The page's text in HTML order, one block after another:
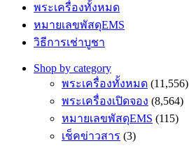
พระเครื่องทั้งหมด
หมายเลขพัสดุEMS
วิธีการเช่าบูชา
Shop by category
พระเครื่องทั้งหมด (11,556)
พระเครื่องเปิดจอง (8,564)
หมายเลขพัสดุEMS (115)
เช็คข่าวสาร (3)